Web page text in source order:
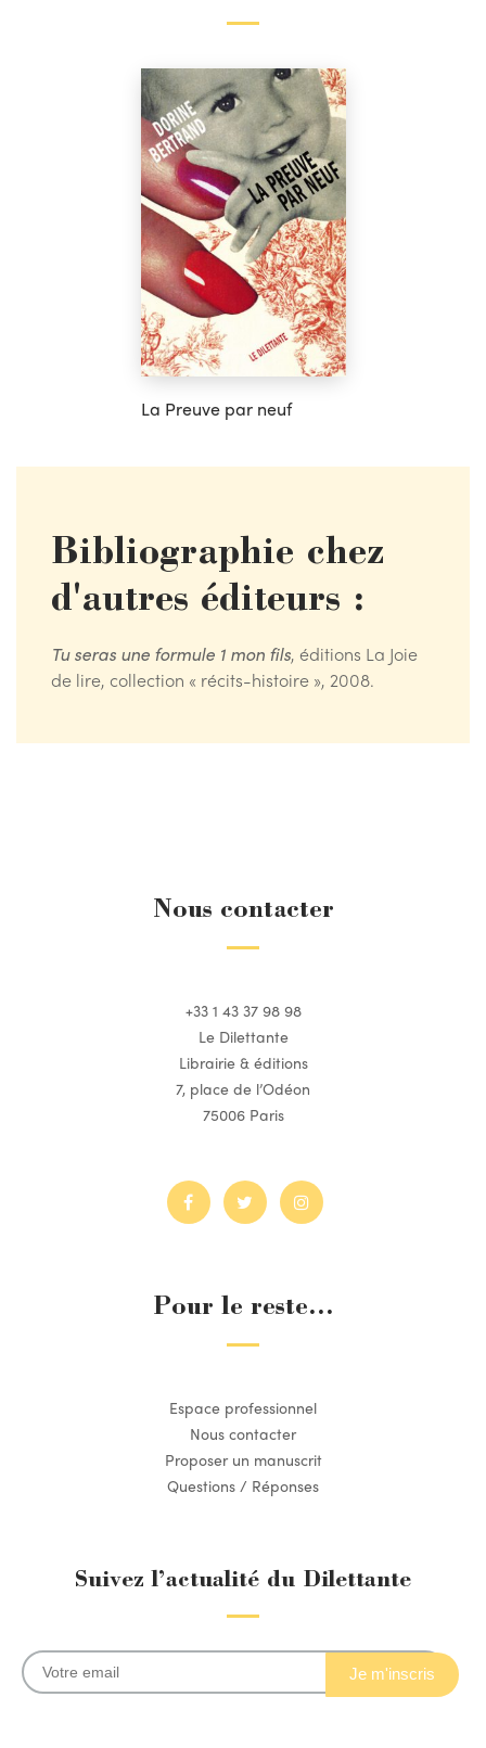
La Preuve par neuf
Bibliographie chez
d'autres éditeurs :
Tu seras une formule 1 mon fils, éditions La Joie
de lire, collection « récits-histoire », 2008.
Nous contacter
+33 1 43 37 98 98
Le Dilettante
Librairie & éditions
7, place de l’Odéon
75006 Paris
Pour le reste...
Espace professionnel
Nous contacter
Proposer un manuscrit
Questions / Réponses
Suivez l’actualité du Dilettante